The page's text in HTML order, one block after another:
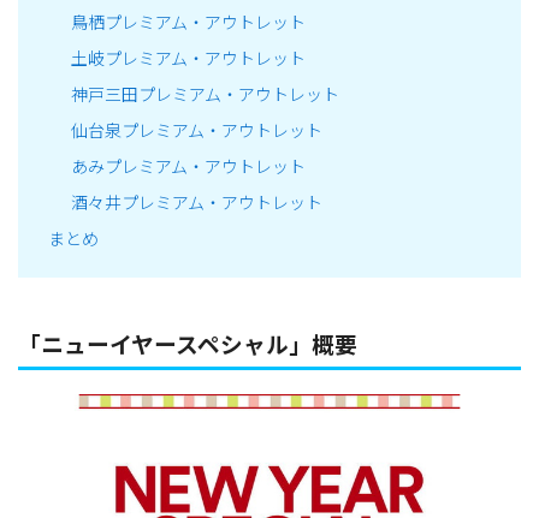
鳥栖プレミアム・アウトレット
土岐プレミアム・アウトレット
神戸三田プレミアム・アウトレット
仙台泉プレミアム・アウトレット
あみプレミアム・アウトレット
酒々井プレミアム・アウトレット
まとめ
「ニューイヤースペシャル」概要